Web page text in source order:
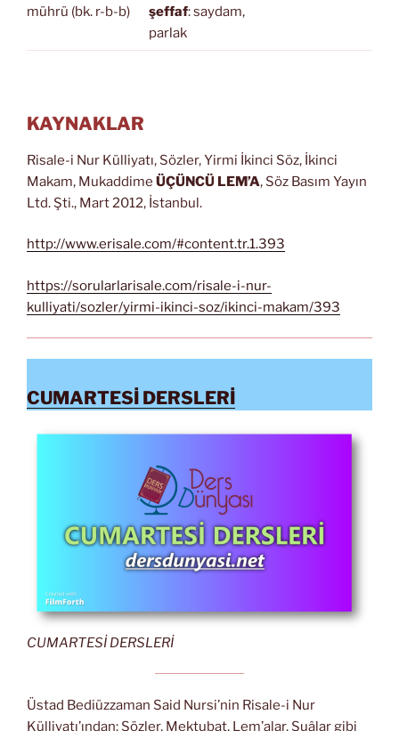
mührü (bk. r-b-b)
şeffaf: saydam,
parlak
KAYNAKLAR
Risale-i Nur Külliyatı, Sözler, Yirmi İkinci Söz, İkinci
Makam, Mukaddime ÜÇÜNCÜ LEM’A, Söz Basım Yayın
Ltd. Şti., Mart 2012, İstanbul.
http://www.erisale.com/#content.tr.1.393
https://sorularlarisale.com/risale-i-nur-
kulliyati/sozler/yirmi-ikinci-soz/ikinci-makam/393
CUMARTESİ DERSLERİ
CUMARTESİ DERSLERİ
Üstad Bediüzzaman Said Nursi’nin Risale-i Nur
Külliyatı’ından; Sözler, Mektubat, Lem’alar, Şuâlar gibi